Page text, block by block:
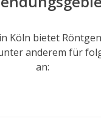
Köln bietet
anderem für
an: